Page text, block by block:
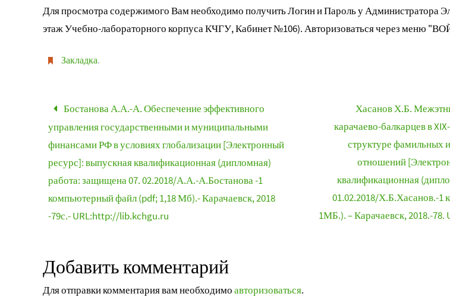
Для просмотра содержимого Вам необходимо получить Логин и Пароль у Администратора
этаж Учебно-лабораторного корпуса КЧГУ, Кабинет №106). Авторизоваться через меню
Закладка.
Бостанова А.А.-А. Обеспечение эффективного
управления государственными и муниципальными
финансами РФ в условиях глобализации [Электронный
ресурс]: выпускная квалификационная (дипломная)
работа: защищена 07. 02.2018/А.А.-А.Бостанова -1
компьютерный файл (pdf; 1,18 Мб).- Карачаевск, 2018
-79с.- URL:http://lib.kchgu.ru
Хасанов Х.Б.
карачаево-балкарцев в
структуре фамильных
отношений
квалификационная
01.02.2018/Х.Б.Хасанов.-1
1МБ.). – Карачаевск, 2018.-
Добавить комментарий
Для отправки комментария вам необходимоавторизоваться.